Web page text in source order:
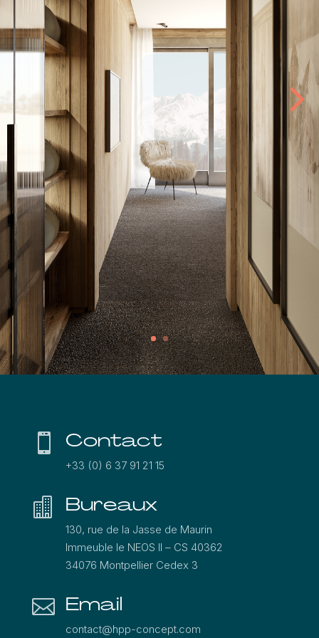
 Contact
+33 (0) 6 37 91 21 15
 Bureaux
130, rue de la Jasse de Maurin
Immeuble le NEOS ΙΙ – CS 40362
34076 Montpellier Cedex 3
 Email
contact@hpp-concept.com